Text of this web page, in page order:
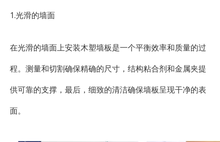
1.光滑的墙面
在光滑的墙面上安装木塑墙板是一个平衡效率和质量的过
程。测量和切割确保精确的尺寸，结构粘合剂和金属夹提
供可靠的支撑，最后，细致的清洁确保墙板呈现干净的表
面。